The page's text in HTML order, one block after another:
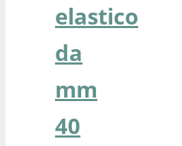
elastico
da
mm
40